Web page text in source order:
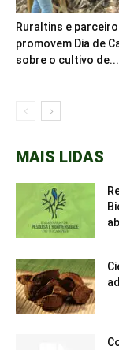
Ruraltins e
promovem Dia de
sobre o cultivo de...
MAIS LIDAS